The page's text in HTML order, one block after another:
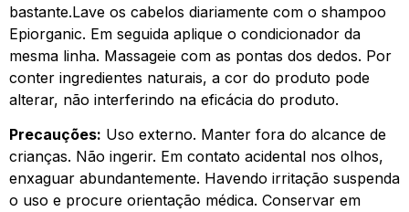
bastante.Lave os cabelos diariamente com o shampoo
Epiorganic. Em seguida aplique o condicionador da
mesma linha. Massageie com as pontas dos dedos. Por
conter ingredientes naturais, a cor do produto pode
alterar, não interferindo na eficácia do produto.
Precauções: Uso externo. Manter fora do alcance de
crianças. Não ingerir. Em contato acidental nos olhos,
enxaguar abundantemente. Havendo irritação suspenda
o uso e procure orientação médica. Conservar em